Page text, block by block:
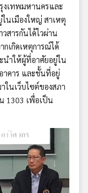
งเทพมหานครและ
นเมืองใหญ่ สาเหตุ
สารกันได้ไวผ่าน
กเกิดเหตุการณ์ได้
ำให้ผู้ที่อาศัยอยู่ใน
าคาร และชั้นที่อยู่
ในเว็บไซต์ของสภา
1303 เพื่อเป็น